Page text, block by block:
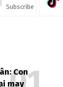
Subscribe
Con
may